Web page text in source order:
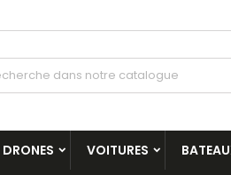
DRONES VOITURES